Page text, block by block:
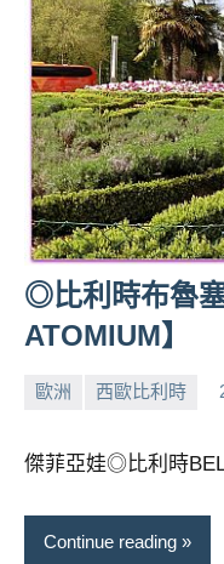
◎比利時布魯
ATOMIUM】
歐洲 西歐比利時
傑菲亞娃◎比利時
Continue reading